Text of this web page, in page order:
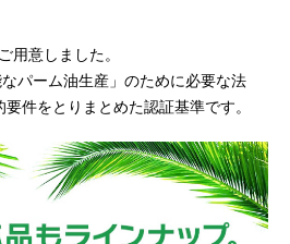
用意しました。
パーム油生産」のために必要な法
件をとりまとめた認証基準です。